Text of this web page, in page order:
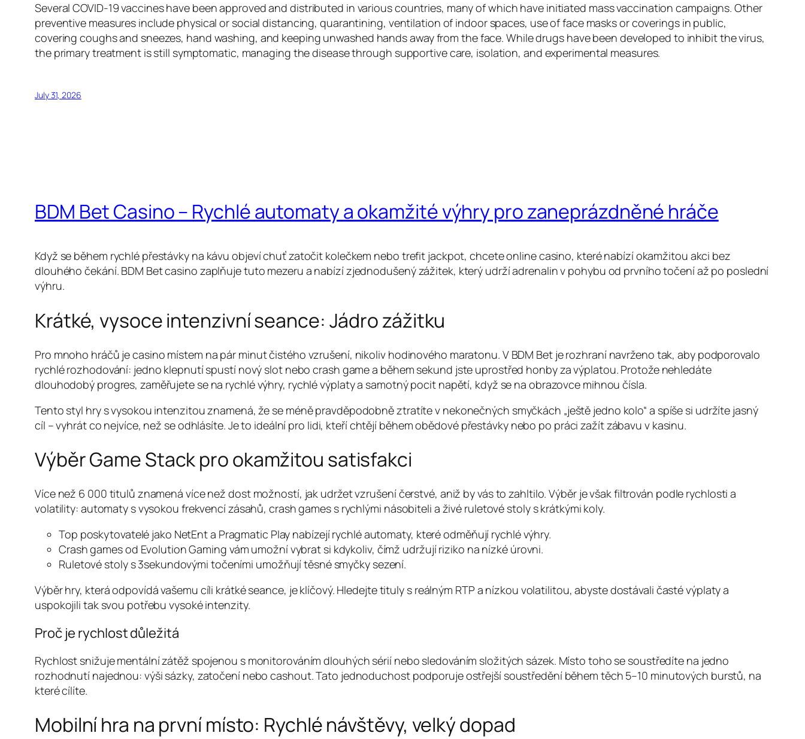
Several COVID-19 vaccines have been approved and distributed in various countries, many of which have initiated mass vaccination campaigns. Other
preventive measures include physical or social distancing, quarantining, ventilation of indoor spaces, use of face masks or coverings in public,
covering coughs and sneezes, hand washing, and keeping unwashed hands away from the face. While drugs have been developed to inhibit the virus,
the primary treatment is still symptomatic, managing the disease through supportive care, isolation, and experimental measures.
July 31, 2026
BDM Bet Casino – Rychlé automaty a okamžité výhry pro zaneprázdněné hráče
Když se během rychlé přestávky na kávu objeví chuť zatočit kolečkem nebo trefit jackpot, chcete online casino, které nabízí okamžitou akci bez
dlouhého čekání. BDM Bet casino zaplňuje tuto mezeru a nabízí zjednodušený zážitek, který udrží adrenalin v pohybu od prvního točení až po poslední
výhru.
Krátké, vysoce intenzivní seance: Jádro zážitku
Pro mnoho hráčů je casino místem na pár minut čistého vzrušení, nikoliv hodinového maratonu. V BDM Bet je rozhraní navrženo tak, aby podporovalo
rychlé rozhodování: jedno klepnutí spustí nový slot nebo crash game a během sekund jste uprostřed honby za výplatou. Protože nehledáte
dlouhodobý progres, zaměřujete se na rychlé výhry, rychlé výplaty a samotný pocit napětí, když se na obrazovce mihnou čísla.
Tento styl hry s vysokou intenzitou znamená, že se méně pravděpodobně ztratíte v nekonečných smyčkách „ještě jedno kolo“ a spíše si udržíte jasný
cíl – vyhrát co nejvíce, než se odhlásíte. Je to ideální pro lidi, kteří chtějí během obědové přestávky nebo po práci zažít zábavu v kasinu.
Výběr Game Stack pro okamžitou satisfakci
Více než 6 000 titulů znamená více než dost možností, jak udržet vzrušení čerstvé, aniž by vás to zahltilo. Výběr je však filtrován podle rychlosti a
volatility: automaty s vysokou frekvencí zásahů, crash games s rychlými násobiteli a živé ruletové stoly s krátkými koly.
Top poskytovatelé jako NetEnt a Pragmatic Play nabízejí rychlé automaty, které odměňují rychlé výhry.
Crash games od Evolution Gaming vám umožní vybrat si kdykoliv, čímž udržují riziko na nízké úrovni.
Ruletové stoly s 3sekundovými točeními umožňují těsné smyčky sezení.
Výběr hry, která odpovídá vašemu cíli krátké seance, je klíčový. Hledejte tituly s reálným RTP a nízkou volatilitou, abyste dostávali časté výplaty a
uspokojili tak svou potřebu vysoké intenzity.
Proč je rychlost důležitá
Rychlost snižuje mentální zátěž spojenou s monitorováním dlouhých sérií nebo sledováním složitých sázek. Místo toho se soustředíte na jedno
rozhodnutí najednou: výši sázky, zatočení nebo cashout. Tato jednoduchost podporuje ostřejší soustředění během těch 5–10 minutových burstů, na
které cílíte.
Mobilní hra na první místo: Rychlé návštěvy, velký dopad